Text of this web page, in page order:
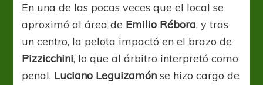
En una de las pocas veces que el local se
aproximó al área de Emilio Rébora, y tras
un centro, la pelota impactó en el brazo de
Pizzicchini, lo que al árbitro interpretó como
penal. Luciano Leguizamón se hizo cargo de